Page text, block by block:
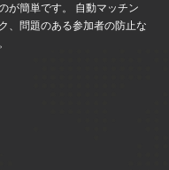
が簡単です。 自動マッチン
、問題のある参加者の防止な